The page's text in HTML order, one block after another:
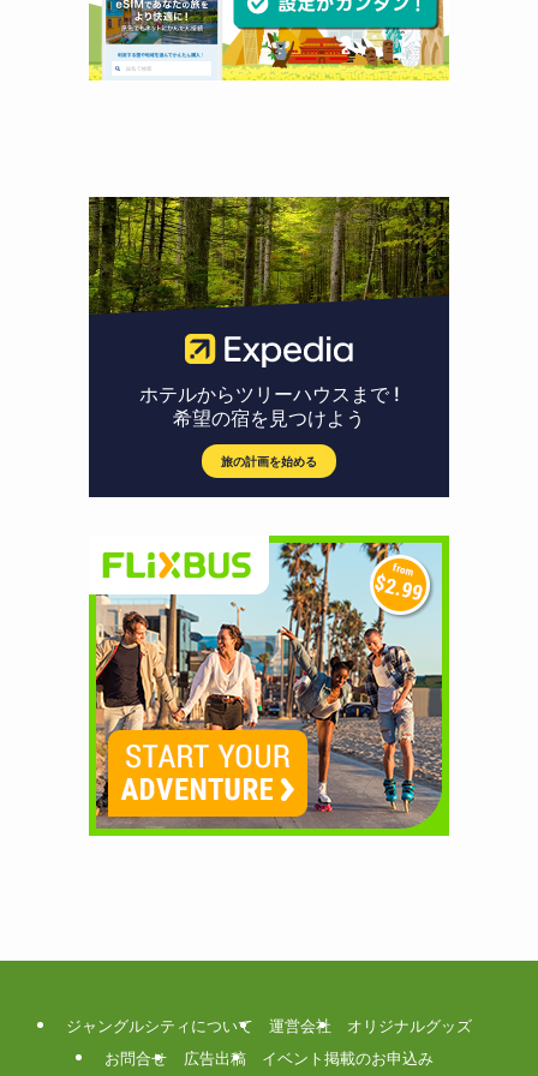
ジャングルシティについて 運営会社
オリジナルグッズ
お問合せ
広告出稿 イベント掲載のお申込み